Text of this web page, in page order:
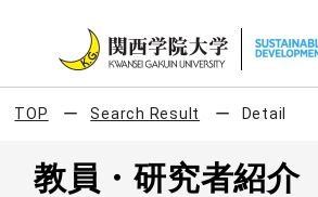
TOP Search Result Detail
教員・研究者紹介